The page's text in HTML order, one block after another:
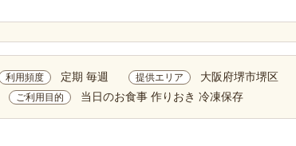
利用頻度 定期 毎週 提供エリア 大阪府堺市堺区
ご利用目的 当日のお食事 作りおき 冷凍保存